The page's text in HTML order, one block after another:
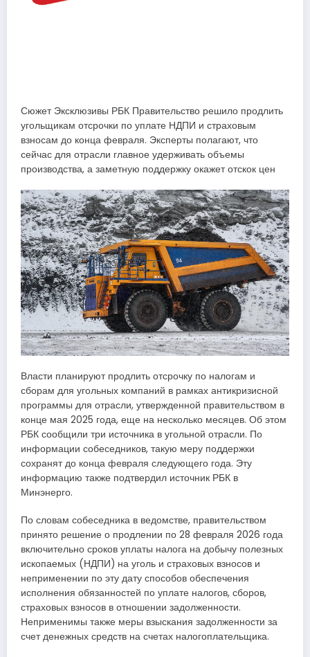
Сюжет Эксклюзивы РБК Правительство решило продлить
угольщикам отсрочки по уплате НДПИ и страховым
взносам до конца февраля. Эксперты полагают, что
сейчас для отрасли главное удерживать объемы
производства, а заметную поддержку окажет отскок цен
Власти планируют продлить отсрочку по налогам и
сборам для угольных компаний в рамках антикризисной
программы для отрасли, утвержденной правительством в
конце мая 2025 года, еще на несколько месяцев. Об этом
РБК сообщили три источника в угольной отрасли. По
информации собеседников, такую меру поддержки
сохранят до конца февраля следующего года. Эту
информацию также подтвердил источник РБК в
Минэнерго.
По словам собеседника в ведомстве, правительством
принято решение о продлении по 28 февраля 2026 года
включительно сроков уплаты налога на добычу полезных
ископаемых (НДПИ) на уголь и страховых взносов и
неприменении по эту дату способов обеспечения
исполнения обязанностей по уплате налогов, сборов,
страховых взносов в отношении задолженности.
Неприменимы также меры взыскания задолженности за
счет денежных средств на счетах налогоплательщика.